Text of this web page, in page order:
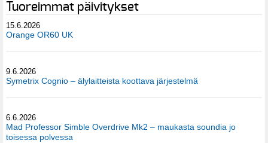
Tuoreimmat päivitykset
15.6.2026
Orange OR60 UK
9.6.2026
Symetrix Cognio – älylaitteista koottava järjestelmä
6.6.2026
Mad Professor Simble Overdrive Mk2 – maukasta soundia jo
toisessa polvessa